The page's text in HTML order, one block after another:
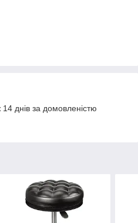
днів за домовленістю